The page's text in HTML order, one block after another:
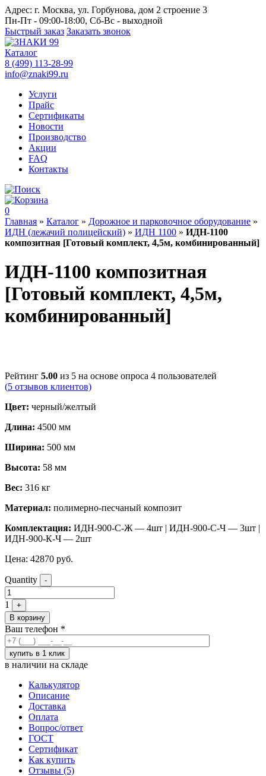
Адрес: г. Москва, ул. Горбунова, дом 2 строение 3
Пн-Пт - 09:00-18:00, Сб-Вс - выходной
Быстрый заказ Заказать звонок
Каталог
8 (499) 113-28-99
info@znaki99.ru
Услуги
Прайс
Сертификаты
Новости
Производство
Акции
FAQ
Контакты
0
Главная » Каталог » Дорожное и парковочное оборудование »
ИДН (лежачий полицейский) » ИДН 1100 » ИДН-1100
композитная [Готовый комплект, 4,5м, комбинированный]
ИДН-1100 композитная
[Готовый комплект, 4,5м,
комбинированный]
Рейтинг 5.00 из 5 на основе опроса 4 пользователей
(5 отзывов клиентов)
Цвет: черный/желтый
Длина: 4500 мм
Ширина: 500 мм
Высота: 58 мм
Вес: 316 кг
Материал: полимерно-песчаный композит
Комплектация: ИДН-900-С-Ж — 4шт | ИДН-900-С-Ч — 3шт |
ИДН-900-К-Ч — 2шт
Цена: 42870 руб.
Quantity -
1
+
В корзину
Ваш телефон *
в наличии на складе
Калькулятор
Описание
Доставка
Оплата
Вопрос/ответ
ГОСТ
Сертификат
Как купить
Отзывы (5)